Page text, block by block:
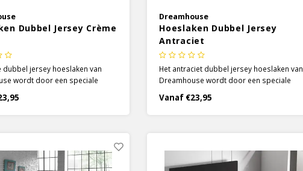
Dubbel Jersey Crème
dubbel jersey hoeslaken van
wordt door een speciale
techniek, elastisch en heeft
structuur.
Dreamhouse
Hoeslaken Dubbel Jersey
Antraciet
Het antraciet dubbel jersey hoeslaken van
Dreamhouse wordt door een speciale
is, door deze techniek, elastisch en heeft
een dichte structuur.
Vanaf €23,95